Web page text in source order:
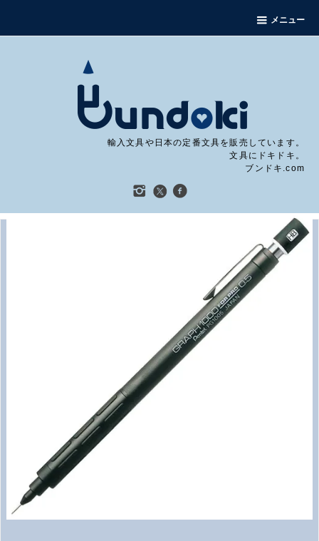
メニュー
輸入文具や日本の定番文具を販売しています。
文具にドキドキ。
ブンドキ.com